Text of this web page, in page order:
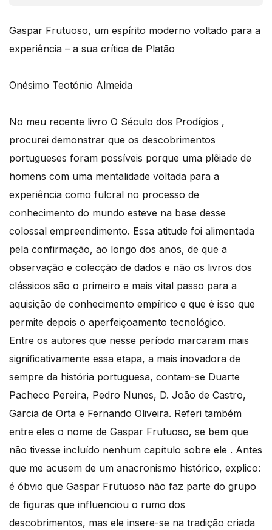
Gaspar Frutuoso, um espírito moderno voltado para a
experiência – a sua crítica de Platão
Onésimo Teotónio Almeida
No meu recente livro O Século dos Prodígios ,
procurei demonstrar que os descobrimentos
portugueses foram possíveis porque uma plêiade de
homens com uma mentalidade voltada para a
experiência como fulcral no processo de
conhecimento do mundo esteve na base desse
colossal empreendimento. Essa atitude foi alimentada
pela confirmação, ao longo dos anos, de que a
observação e colecção de dados e não os livros dos
clássicos são o primeiro e mais vital passo para a
aquisição de conhecimento empírico e que é isso que
permite depois o aperfeiçoamento tecnológico.
Entre os autores que nesse período marcaram mais
significativamente essa etapa, a mais inovadora de
sempre da história portuguesa, contam-se Duarte
Pacheco Pereira, Pedro Nunes, D. João de Castro,
Garcia de Orta e Fernando Oliveira. Referi também
entre eles o nome de Gaspar Frutuoso, se bem que
não tivesse incluído nenhum capítulo sobre ele . Antes
que me acusem de um anacronismo histórico, explico:
é óbvio que Gaspar Frutuoso não faz parte do grupo
de figuras que influenciou o rumo dos
descobrimentos, mas ele insere-se na tradição criada